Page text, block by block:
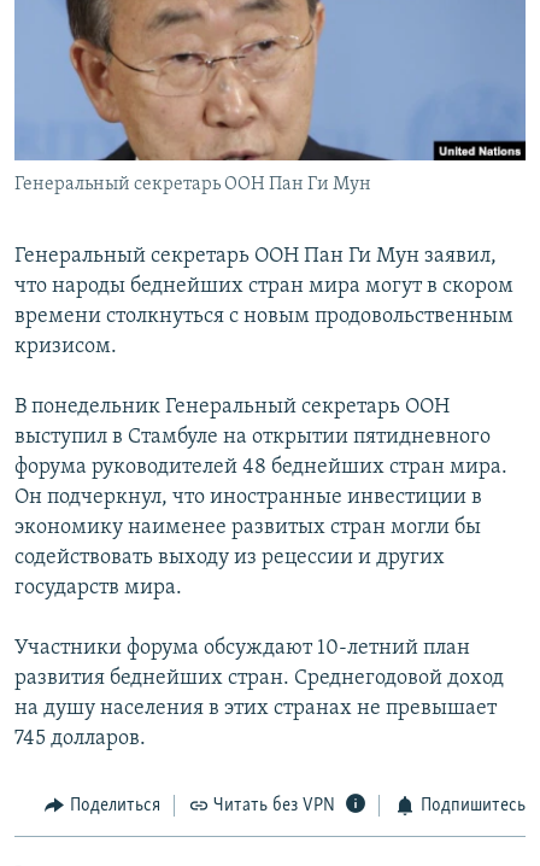
РАСПИСАНИЕ ВЕЩАНИЯ
ПОДПИШИТЕСЬ НА РАССЫЛКУ
СОЦИАЛЬНЫЕ СЕТИ
Все сайты РСЕ/РС
Генеральный секретарь ООН Пан Ги Мун
Генеральный секретарь ООН Пан Ги Мун заявил,
что народы беднейших стран мира могут в скором
времени столкнуться с новым продовольственным
кризисом.
В понедельник Генеральный секретарь ООН
выступил в Стамбуле на открытии пятидневного
форума руководителей 48 беднейших стран мира.
Он подчеркнул, что иностранные инвестиции в
экономику наименее развитых стран могли бы
содействовать выходу из рецессии и других
государств мира.
Участники форума обсуждают 10-летний план
развития беднейших стран. Среднегодовой доход
на душу населения в этих странах не превышает
745 долларов.
Поделиться Читать без VPN Подпишитесь